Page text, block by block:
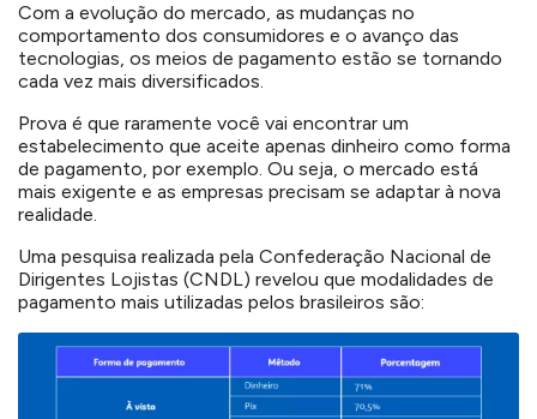
Com a evolução do mercado, as mudanças no
comportamento dos consumidores e o avanço das
tecnologias, os meios de pagamento estão se tornando
cada vez mais diversificados.
Prova é que raramente você vai encontrar um
estabelecimento que aceite apenas dinheiro como forma
de pagamento, por exemplo. Ou seja, o mercado está
mais exigente e as empresas precisam se adaptar à nova
realidade.
Uma pesquisa realizada pela Confederação Nacional de
Dirigentes Lojistas (CNDL) revelou que modalidades de
pagamento mais utilizadas pelos brasileiros são: